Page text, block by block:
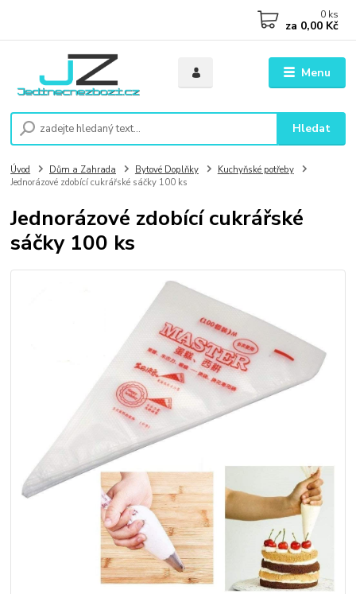
Menu
Hledat
0 ks
za 0,00 Kč
Úvod Dům a Zahrada Bytové Doplňky
Kuchyňské potřeby
Jednorázové zdobící cukrářské sáčky 100 ks
Jednorázové zdobící cukrářské
sáčky 100 ks